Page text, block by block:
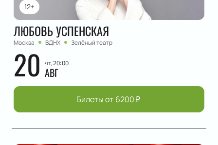
12+
ЛЮБОВЬ УСПЕНСКАЯ
Москва ВДНХ Зелёный театр
20 чт, 20:00
АВГ
Билеты от 6200₽